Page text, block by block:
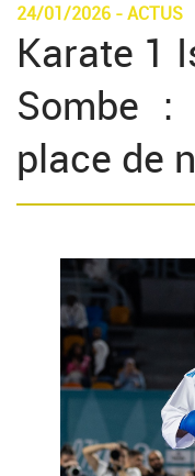
24/01/2026 -ACTUS
Karate 1
Sombe :
place de